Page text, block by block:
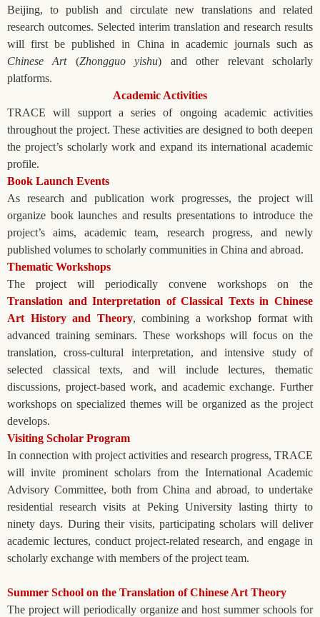
Beijing, to publish and circulate new translations and related
research outcomes. Selected interim translation and research results
will first be published in China in academic journals such as
Chinese Art(Zhongguo yishu) and other relevant scholarly
platforms.
Academic Activities
TRACE will support a series of ongoing academic activities
throughout the project. These activities are designed to both deepen
the project’s scholarly work and expand its international academic
profile.
Book Launch Events
As research and publication work progresses, the project will
organize book launches and results presentations to introduce the
project’s aims, academic team, research progress, and newly
published volumes to scholarly communities in China and abroad.
Thematic Workshops
The project will periodically convene workshops on the
Translation and Interpretation of Classical Texts in Chinese
Art History and Theory, combining a workshop format with
advanced training seminars. These workshops will focus on the
translation, cross-cultural interpretation, and intensive study of
selected classical texts, and will include lectures, thematic
discussions, project-based work, and academic exchange. Further
workshops on specialized themes will be organized as the project
develops.
Visiting Scholar Program
In connection with project activities and research progress, TRACE
will invite prominent scholars from the International Academic
Advisory Committee, both from China and abroad, to undertake
residential research visits at Peking University lasting thirty to
ninety days. During their visits, participating scholars will deliver
academic lectures, conduct project-related research, and engage in
scholarly exchange with members of the project team.
Summer School on the Translation of Chinese Art Theory
The project will periodically organize and host summer schools for